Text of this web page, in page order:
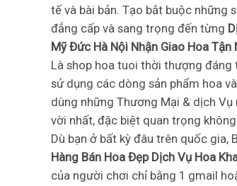
tế và bài bản. Tạo bắt buộc những
đẳng cấp và sang trọng đến từng
Mỹ Đức Hà Nội Nhận Giao Hoa Tận
Là shop hoa tuoi thời thượng
sử dụng các dòng sản phẩm hoa
dùng những Thương Mại & dịch
vời nhất, đặc biệt quan trọng
Dù bạn ở bất kỳ đâu trên quốc gia,
Hàng Bán Hoa Đẹp Dịch Vụ Hoa
của người chơi chỉ bằng 1 gmail